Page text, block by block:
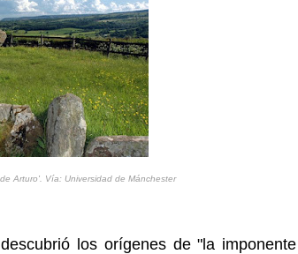
Arturo'. Vía: Universidad de Mánchester
los orígenes de "la